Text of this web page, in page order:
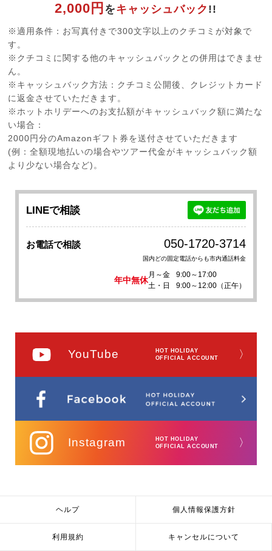
2,000円 をキャッシュバック !!
※適用条件：お写真付きで300文字以上のクチコミが対象で
す。
※クチコミに関する他のキャッシュバックとの併用はできませ
ん。
※キャッシュバック方法：クチコミ公開後、クレジットカード
に返金させていただきます。
※ホットホリデーへのお支払額がキャッシュバック額に満たな
い場合：
2000円分のAmazonギフト券を送付させていただきます
(例：全額現地払いの場合やツアー代金がキャッシュバック額
より少ない場合など)。
LINEで相談
お電話で相談 050-1720-3714
国内どの固定電話からも市内通話料金
年中無休
月～金
9:00～17:00
土・日
9:00～12:00（正午）
YouTube
HOT HOLIDAY
OFFICIAL ACCOUNT
〉
Instagram
HOT HOLIDAY
OFFICIAL ACCOUNT
〉
ヘルプ 個人情報保護方針
利用規約 キャンセルについて